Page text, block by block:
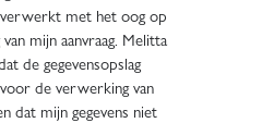
verwerkt met het oog op
mijn aanvraag. Melitta
de gegevensopslag
de verwerking van
dat mijn gegevens niet